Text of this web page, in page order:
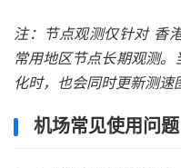
注：节点观测仅针对 香
常用地区节点长期观测
化时，也会同时更新测速
机场常见使用问题